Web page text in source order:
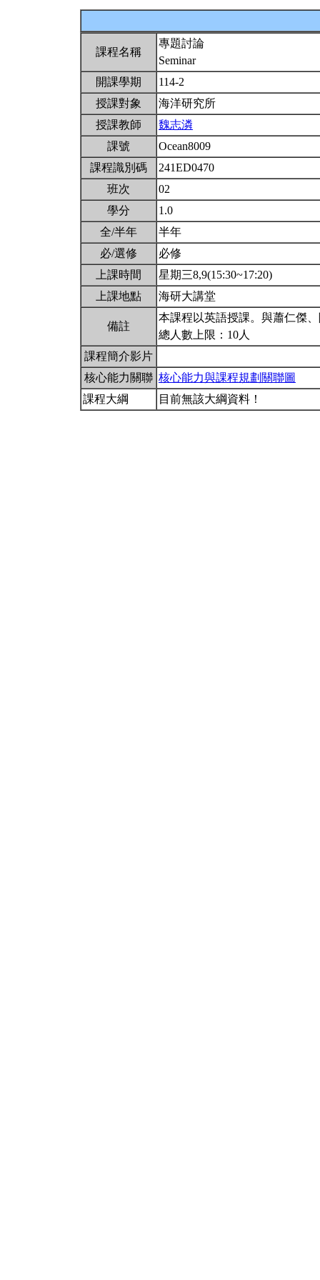
課程名稱
專題討論
Seminar
開課學期
114-2
授課對象
海洋研究所
授課教師
魏志潾
課號
Ocean8009
課程識別碼
241ED0470
班次
02
學分
1.0
全/半年
半年
必/選修
必修
上課時間
星期三8,9(15:30~17:20)
上課地點
海研大講堂
備註
本課程以英語授課。與蕭仁傑
總人數上限：10人
課程簡介影片
核心能力關聯 核心能力與課程規劃關聯圖
課程大綱
目前無該大綱資料！